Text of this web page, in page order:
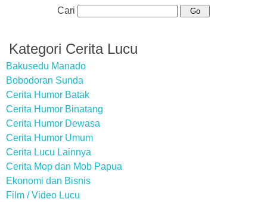
Cari
Kategori Cerita Lucu
Bakusedu Manado
Bobodoran Sunda
Cerita Humor Batak
Cerita Humor Binatang
Cerita Humor Dewasa
Cerita Humor Umum
Cerita Lucu Lainnya
Cerita Mop dan Mob Papua
Ekonomi dan Bisnis
Film / Video Lucu